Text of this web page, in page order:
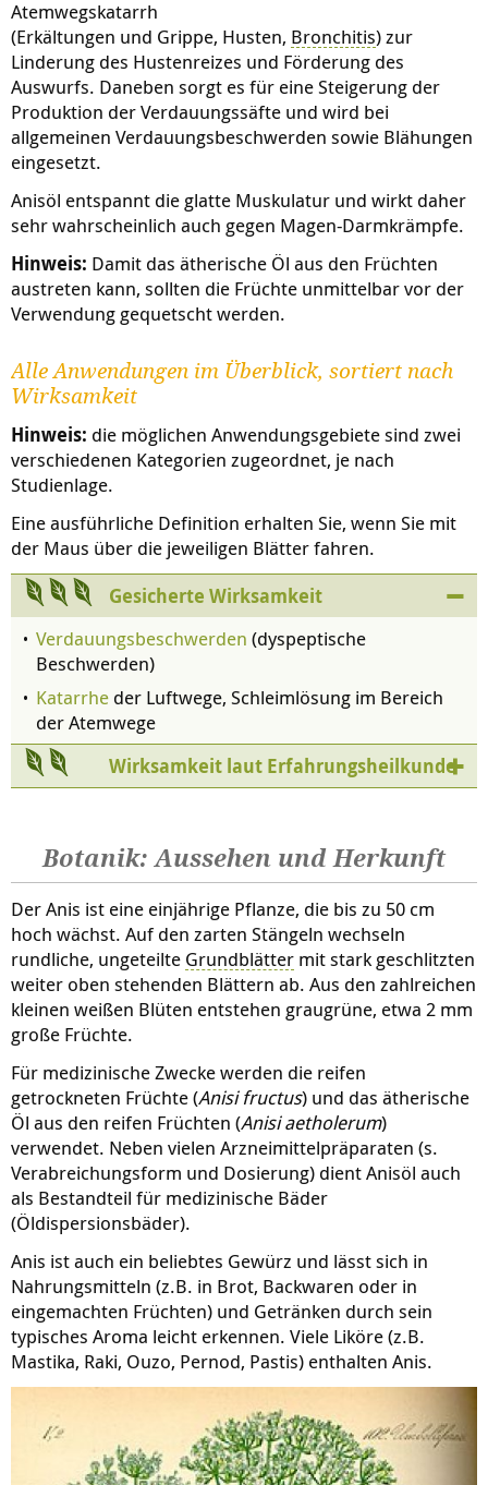
Atemwegskatarrh
(Erkältungen und Grippe, Husten, Bronchitis) zur
Linderung des Hustenreizes und Förderung des
Auswurfs. Daneben sorgt es für eine Steigerung der
Produktion der Verdauungssäfte und wird bei
allgemeinen Verdauungsbeschwerden sowie Blähungen
eingesetzt.
Anisöl entspannt die glatte Muskulatur und wirkt daher
sehr wahrscheinlich auch gegen Magen-Darmkrämpfe.
Hinweis: Damit das ätherische Öl aus den Früchten
austreten kann, sollten die Früchte unmittelbar vor der
Verwendung gequetscht werden.
Alle Anwendungen im Überblick, sortiert nach
Wirksamkeit
Hinweis: die möglichen Anwendungsgebiete sind zwei
verschiedenen Kategorien zugeordnet, je nach
Studienlage.
Eine ausführliche Definition erhalten Sie, wenn Sie mit
der Maus über die jeweiligen Blätter fahren.
Gesicherte Wirksamkeit
Verdauungsbeschwerden (dyspeptische
Beschwerden)
Katarrhe der Luftwege, Schleimlösung im Bereich
der Atemwege
Wirksamkeit laut Erfahrungsheilkunde
Botanik: Aussehen und Herkunft
Der Anis ist eine einjährige Pflanze, die bis zu 50 cm
hoch wächst. Auf den zarten Stängeln wechseln
rundliche, ungeteilte Grundblätter mit stark geschlitzten
weiter oben stehenden Blättern ab. Aus den zahlreichen
kleinen weißen Blüten entstehen graugrüne, etwa 2 mm
große Früchte.
Für medizinische Zwecke werden die reifen
getrockneten Früchte (Anisi fructus) und das ätherische
Öl aus den reifen Früchten (Anisi aetholerum)
verwendet. Neben vielen Arzneimittelpräparaten (s.
Verabreichungsform und Dosierung) dient Anisöl auch
als Bestandteil für medizinische Bäder
(Öldispersionsbäder).
Anis ist auch ein beliebtes Gewürz und lässt sich in
Nahrungsmitteln (z.B. in Brot, Backwaren oder in
eingemachten Früchten) und Getränken durch sein
typisches Aroma leicht erkennen. Viele Liköre (z.B.
Mastika, Raki, Ouzo, Pernod, Pastis) enthalten Anis.